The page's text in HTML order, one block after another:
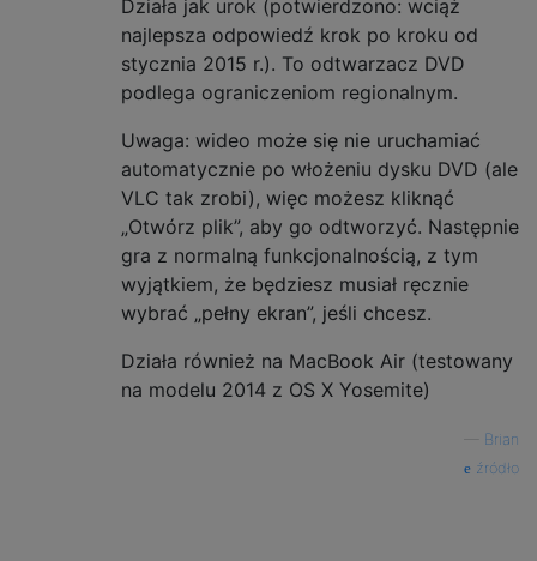
Działa jak urok (potwierdzono: wciąż
najlepsza odpowiedź krok po kroku od
stycznia 2015 r.). To odtwarzacz DVD
podlega ograniczeniom regionalnym.
Uwaga: wideo może się nie uruchamiać
automatycznie po włożeniu dysku DVD (ale
VLC tak zrobi), więc możesz kliknąć
„Otwórz plik”, aby go odtworzyć. Następnie
gra z normalną funkcjonalnością, z tym
wyjątkiem, że będziesz musiał ręcznie
wybrać „pełny ekran”, jeśli chcesz.
Działa również na MacBook Air (testowany
na modelu 2014 z OS X Yosemite)
Brian
źródło